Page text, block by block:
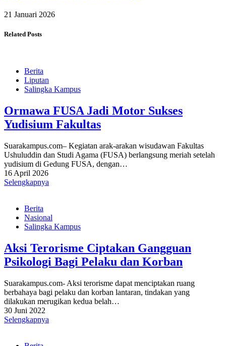
21 Januari 2026
Related Posts
Berita
Liputan
Salingka Kampus
Ormawa FUSA Jadi Motor Sukses
Yudisium Fakultas
Suarakampus.com– Kegiatan arak-arakan wisudawan Fakultas
Ushuluddin dan Studi Agama (FUSA) berlangsung meriah setelah
yudisium di Gedung FUSA, dengan…
16 April 2026
Selengkapnya
Berita
Nasional
Salingka Kampus
Aksi Terorisme Ciptakan Gangguan
Psikologi Bagi Pelaku dan Korban
Suarakampus.com- Aksi terorisme dapat menciptakan ruang
berbahaya bagi pelaku dan korban lantaran, tindakan yang
dilakukan merugikan kedua belah…
30 Juni 2022
Selengkapnya